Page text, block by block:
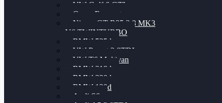
VW Golf 6 GTI
Cupra Formentor
Nissan GT-R35 3.8 MK3
V6 TWINTURBO
BMW 525d
VW Passat 2.0TDI
VW T6 Multivan
BMW 318d
BMW 320d
BMW 120d
Audi S6